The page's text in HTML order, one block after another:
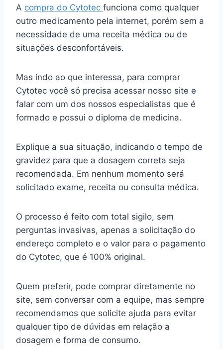
A compra do Cytotec funciona como qualquer
outro medicamento pela internet, porém sem a
necessidade de uma receita médica ou de
situações desconfortáveis.
Mas indo ao que interessa, para comprar
Cytotec você só precisa acessar nosso site e
falar com um dos nossos especialistas que é
formado e possui o diploma de medicina.
Explique a sua situação, indicando o tempo de
gravidez para que a dosagem correta seja
recomendada. Em nenhum momento será
solicitado exame, receita ou consulta médica.
O processo é feito com total sigilo, sem
perguntas invasivas, apenas a solicitação do
endereço completo e o valor para o pagamento
do Cytotec, que é 100% original.
Quem preferir, pode comprar diretamente no
site, sem conversar com a equipe, mas sempre
recomendamos que solicite ajuda para evitar
qualquer tipo de dúvidas em relação a
dosagem e forma de consumo.